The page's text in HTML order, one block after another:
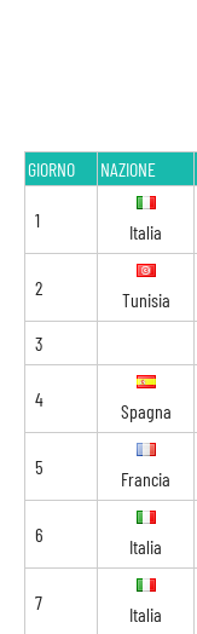
GIORNO NAZIONE
1
Italia
2
Tunisia
3
4
Spagna
5
Francia
6
Italia
7
Italia